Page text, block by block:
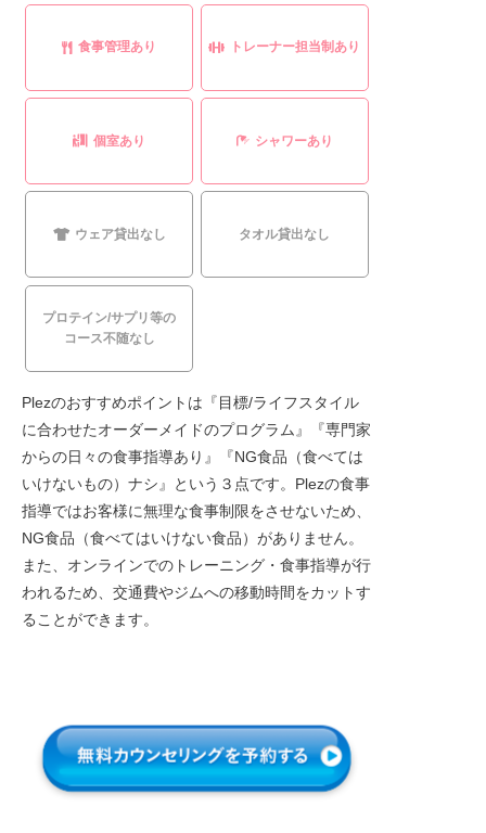
食事管理あり トレーナー担当制あり
個室あり シャワーあり
ウェア貸出なし タオル貸出なし
プロテイン/サプリ等の
コース不随なし
Plezのおすすめポイントは『目標/ライフスタイル
に合わせたオーダーメイドのプログラム』『専門家
からの日々の食事指導あり』『NG食品（食べては
いけないもの）ナシ』という３点です。Plezの食事
指導ではお客様に無理な食事制限をさせないため、
NG食品（食べてはいけない食品）がありません。
また、オンラインでのトレーニング・食事指導が行
われるため、交通費やジムへの移動時間をカットす
ることができます。